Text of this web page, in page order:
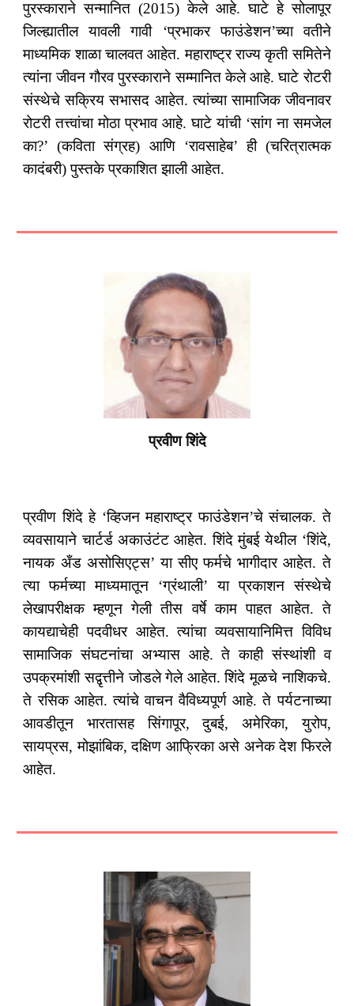
पुरस्काराने सन्मानित (2015) केले आहे. घाटे हे सोलापूर
जिल्ह्यातील यावली गावी ‘प्रभाकर फाउंडेशन’च्या वतीने
माध्यमिक शाळा चालवत आहेत. महाराष्ट्र राज्य कृती समितेने
त्यांना जीवन गौरव पुरस्काराने सम्मानित केले आहे. घाटे रोटरी
संस्थेचे सक्रिय सभासद आहेत. त्यांच्या सामाजिक जीवनावर
रोटरी तत्त्वांचा मोठा प्रभाव आहे. घाटे यांची ‘सांग ना समजेल
का?’ (कविता संग्रह) आणि ‘रावसाहेब’ ही (चरित्रात्मक
कादंबरी) पुस्तके प्रकाशित झाली आहेत.
प्रवीण शिंदे
प्रवीण शिंदे हे ‘व्हिजन महाराष्ट्र फाउंडेशन’चे संचालक. ते
व्यवसायाने चार्टर्ड अकाउंटंट आहेत. शिंदे मुंबई येथील ‘शिंदे,
नायक अँड असोसिएट्स’ या सीए फर्मचे भागीदार आहेत. ते
त्या फर्मच्या माध्यमातून ‘ग्रंथाली’ या प्रकाशन संस्थेचे
लेखापरीक्षक म्हणून गेली तीस वर्षे काम पाहत आहेत. ते
कायद्याचेही पदवीधर आहेत. त्यांचा व्यवसायानिमित्त विविध
सामाजिक संघटनांचा अभ्यास आहे. ते काही संस्थांशी व
उपक्रमांशी सद्वृत्तीने जोडले गेले आहेत. शिंदे मूळचे नाशिकचे.
ते रसिक आहेत. त्यांचे वाचन वैविध्यपूर्ण आहे. ते पर्यटनाच्या
आवडीतून भारतासह सिंगापूर, दुबई, अमेरिका, युरोप,
सायप्रस, मोझांबिक, दक्षिण आफ्रिका असे अनेक देश फिरले
आहेत.